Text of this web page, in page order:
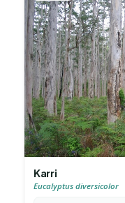
Karri
Eucalyptus diversicolor